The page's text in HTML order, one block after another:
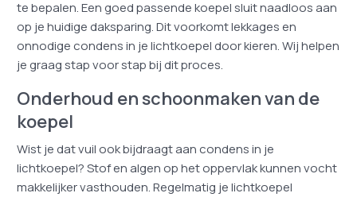
te bepalen. Een goed passende koepel sluit naadloos aan
op je huidige daksparing. Dit voorkomt lekkages en
onnodige condens in je lichtkoepel door kieren. Wij helpen
je graag stap voor stap bij dit proces.
Onderhoud en schoonmaken van de
koepel
Wist je dat vuil ook bijdraagt aan condens in je
lichtkoepel? Stof en algen op het oppervlak kunnen vocht
makkelijker vasthouden. Regelmatig je lichtkoepel